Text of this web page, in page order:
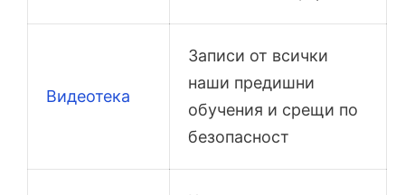
Видеотека
Записи от всички
наши предишни
обучения и срещи по
безопасност